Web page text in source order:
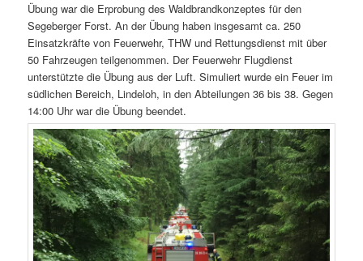
Übung war die Erprobung des Waldbrandkonzeptes für den
Segeberger Forst. An der Übung haben insgesamt ca. 250
Einsatzkräfte von Feuerwehr, THW und Rettungsdienst mit über
50 Fahrzeugen teilgenommen. Der Feuerwehr Flugdienst
unterstützte die Übung aus der Luft. Simuliert wurde ein Feuer im
südlichen Bereich, Lindeloh, in den Abteilungen 36 bis 38. Gegen
14:00 Uhr war die Übung beendet.